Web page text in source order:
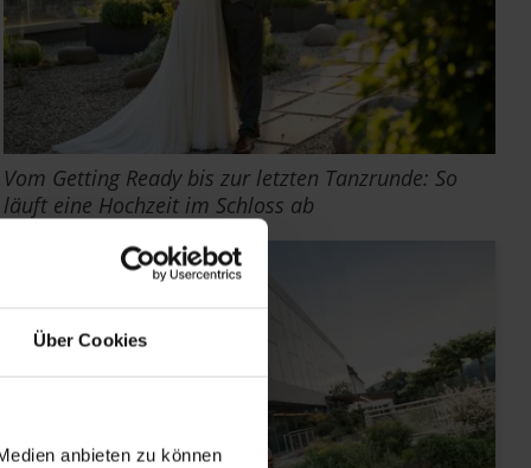
Über Cookies
anbieten zu können
Vom Getting Ready bis zur letzten Tanzrunde: So
läuft eine Hochzeit im Schloss ab